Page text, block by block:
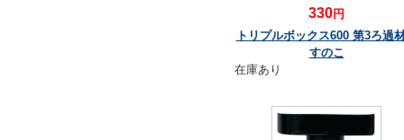
330円
トリプルボックス600 第3ろ過
すのこ
在庫あり